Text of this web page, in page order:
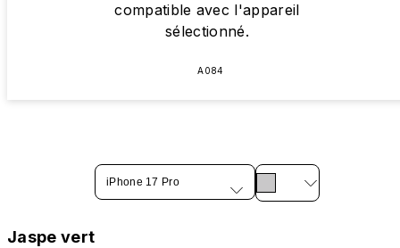
compatible avec l'appareil
sélectionné.
A084
iPhone 17 Pro
Jaspe vert